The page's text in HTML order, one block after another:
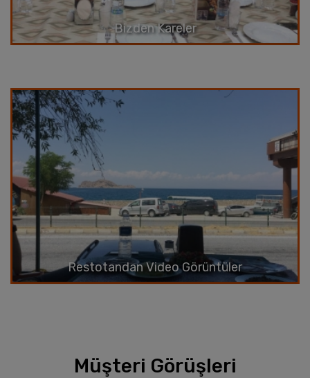
Bizden Kareler
Restotandan Video Görüntüler
Müşteri Görüşleri